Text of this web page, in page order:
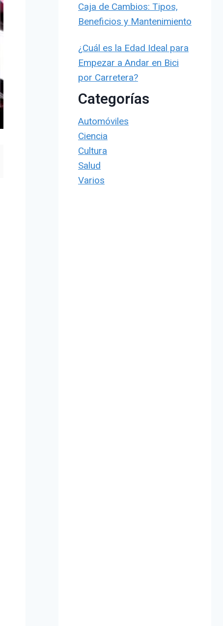
Caja de Cambios: Tipos,
Beneficios y Mantenimiento
¿Cuál es la Edad Ideal para
Empezar a Andar en Bici
por Carretera?
Categorías
Automóviles
Ciencia
Cultura
Salud
Varios